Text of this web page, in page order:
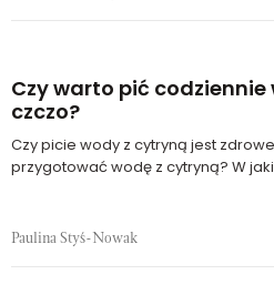
Czy warto pić
czczo?
Czy picie wody z cytryną jest
przygotować wodę z cytryną? W
Paulina Styś-Nowak